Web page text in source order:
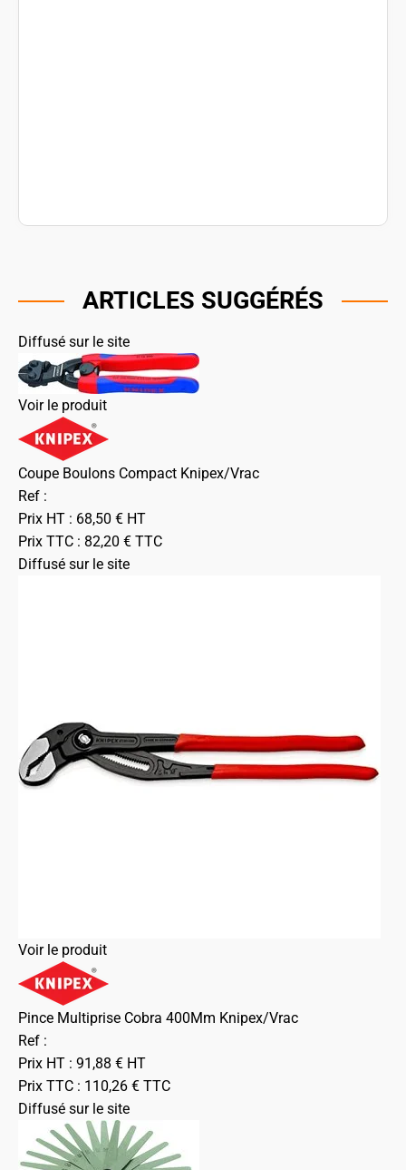
ARTICLES SUGGÉRÉS
Diffusé sur le site
Voir le produit
Coupe Boulons Compact Knipex/Vrac
Ref :
Prix HT : 68,50 € HT
Prix TTC : 82,20 € TTC
Diffusé sur le site
Voir le produit
Pince Multiprise Cobra 400Mm Knipex/Vrac
Ref :
Prix HT : 91,88 € HT
Prix TTC : 110,26 € TTC
Diffusé sur le site